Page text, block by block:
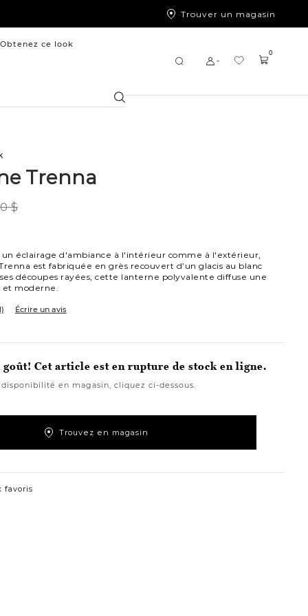
Trouver un magasin
Obtenez ce look
Chercher
0
Trenna
$
un éclairage d'ambiance à l'intérieur comme à l'extérieur,
est fabriquée en grès recouvert d’un glacis au blanc
découpes rayées, cette lanterne polyvalente diffuse une
moderne.
Écrire un avis
goût! Cet article est en rupture de stock en ligne.
en magasin, cliquez ci-dessous.
Trouvez en magasin
favoris